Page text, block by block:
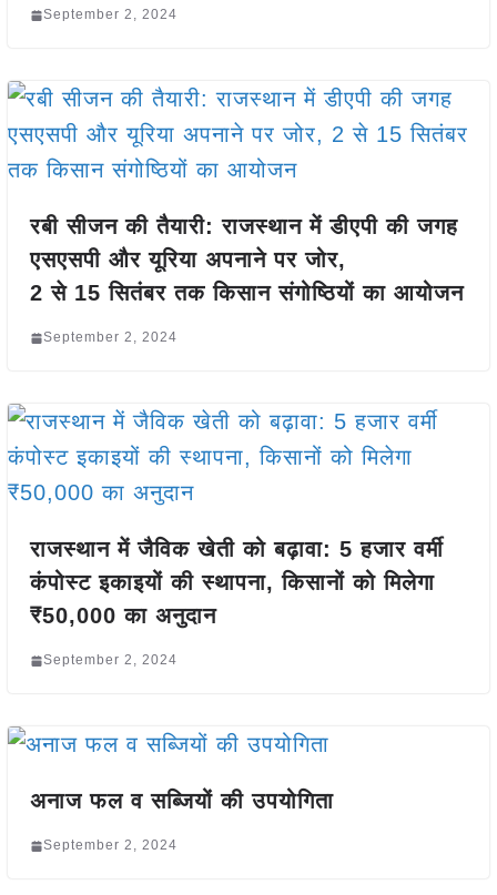
September 2, 2024
रबी सीजन की तैयारी: राजस्थान में डीएपी की जगह
एसएसपी और यूरिया अपनाने पर जोर,
2 से 15 सितंबर तक किसान संगोष्ठियों का आयोजन
September 2, 2024
राजस्थान में जैविक खेती को बढ़ावा: 5 हजार वर्मी
कंपोस्ट इकाइयों की स्थापना, किसानों को मिलेगा
₹50,000 का अनुदान
September 2, 2024
अनाज फल व सब्जियों की उपयोगिता
September 2, 2024